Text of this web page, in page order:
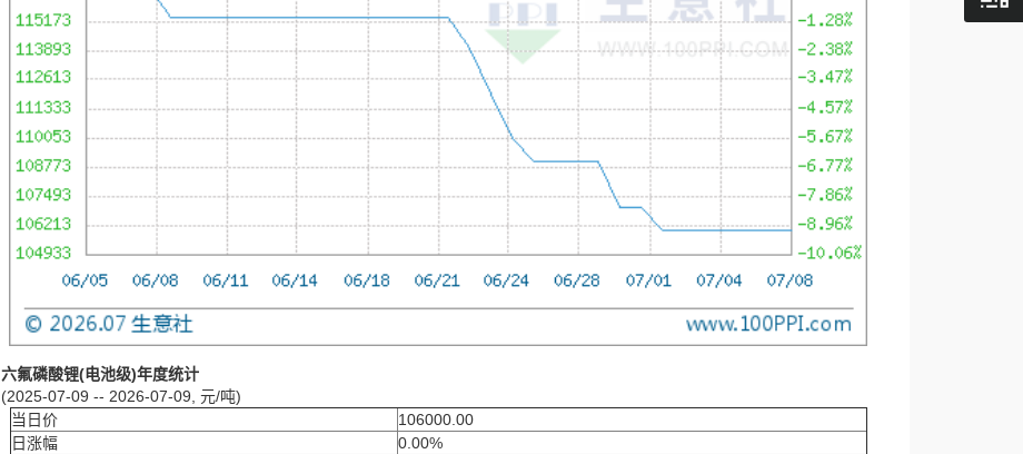
六氟磷酸锂(电池级)年度统计
(2025-07-09 -- 2026-07-09, 元/吨)
当日价
106000.00
日涨幅
0.00%